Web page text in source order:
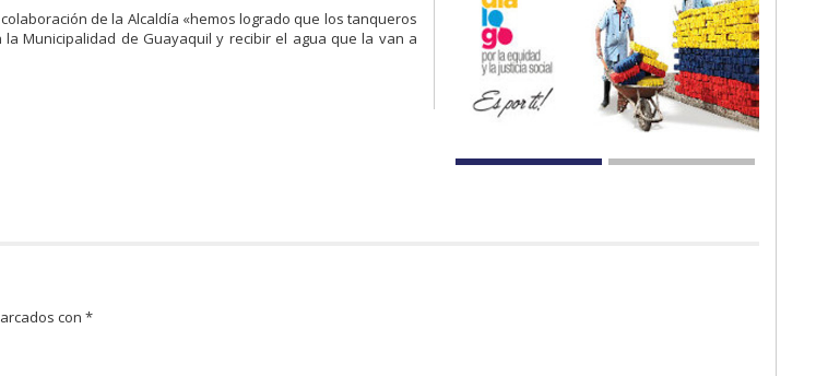
de la Alcaldía «hemos logrado que los tanqueros
Municipalidad de Guayaquil y recibir el agua que la van a
con*